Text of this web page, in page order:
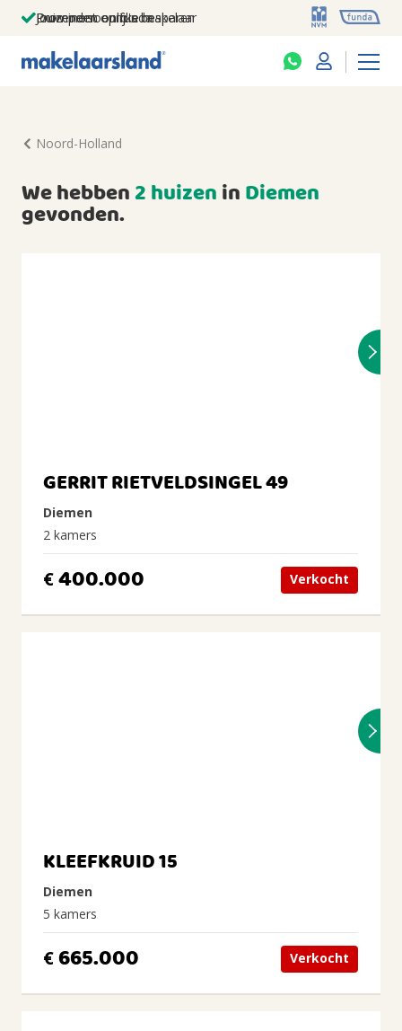
Jouw persoonlijke makelaar
Duizenden euro's besparen
Prominent op funda
Noord-Holland
We hebben2 huizeninDiemen
gevonden.
GERRIT RIETVELDSINGEL 49
Diemen
2 kamers
€400.000 Verkocht
KLEEFKRUID 15
Diemen
5 kamers
€665.000 Verkocht